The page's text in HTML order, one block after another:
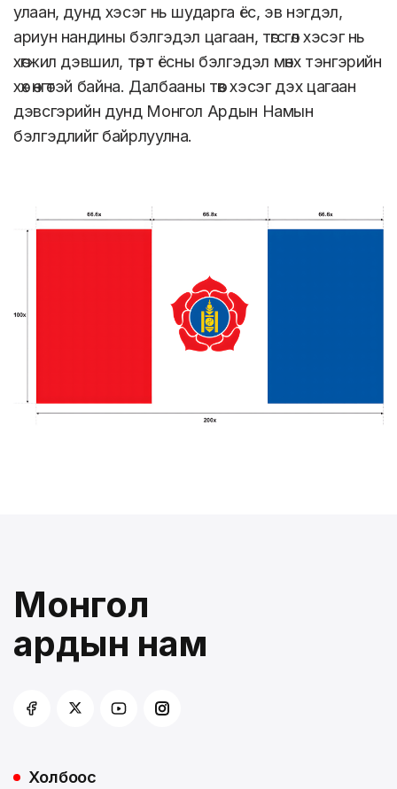
улаан, дунд хэсэг нь шударга ёс, эв нэгдэл,
ариун нандины бэлгэдэл цагаан, төгсгөл хэсэг нь
хөгжил дэвшил, төрт ёсны бэлгэдэл мөнх тэнгэрийн
хөх өнгөтэй байна. Далбааны төв хэсэг дэх цагаан
дэвсгэрийн дунд Монгол Ардын Намын
бэлгэдлийг байрлуулна.
Монгол
ардын нам
Холбоос